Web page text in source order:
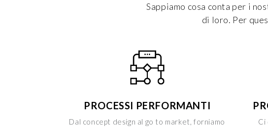
Sappiamo cosa conta per i
di loro. Per
PROCESSI PERFORMANTI
Dal concept design al go to market, forniamo
Ci